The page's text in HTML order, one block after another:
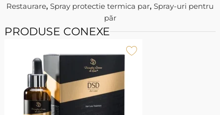
Restaurare, Spray protectie termica par, Spray-uri pentru
păr
PRODUSE CONEXE